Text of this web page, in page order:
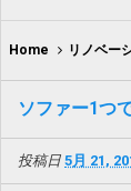
Home リノベー
ソファー1つ
投稿日 5月 21,